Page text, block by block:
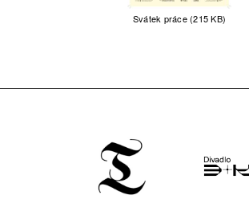
Svátek práce (215 KB)